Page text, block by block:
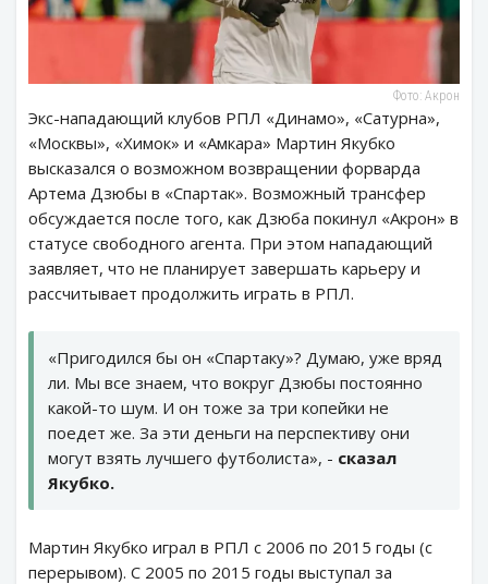
Фото: Акрон
Экс-нападающий клубов РПЛ «Динамо», «Сатурна»,
«Москвы», «Химок» и «Амкара» Мартин Якубко
высказался о возможном возвращении форварда
Артема Дзюбы в «Спартак». Возможный трансфер
обсуждается после того, как Дзюба покинул «Акрон» в
статусе свободного агента. При этом нападающий
заявляет, что не планирует завершать карьеру и
рассчитывает продолжить играть в РПЛ.
«Пригодился бы он «Спартаку»? Думаю, уже вряд
ли. Мы все знаем, что вокруг Дзюбы постоянно
какой-то шум. И он тоже за три копейки не
поедет же. За эти деньги на перспективу они
могут взять лучшего футболиста», - сказал
Якубко.
Мартин Якубко играл в РПЛ с 2006 по 2015 годы (с
перерывом). С 2005 по 2015 годы выступал за